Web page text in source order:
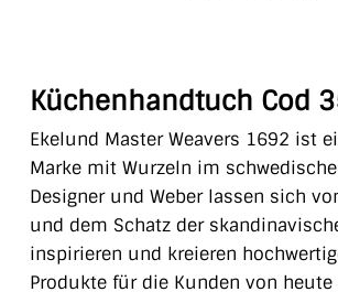
Küchenhandtuch Cod
Ekelund Master Weavers 1692 ist
Marke mit Wurzeln im
Designer und Weber lassen sich
und dem Schatz der
inspirieren und kreieren
Produkte für die Kunden von